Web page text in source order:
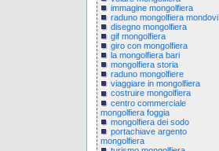
immagine mongolfiera
raduno mongolfiera mondovi
disegno mongolfiera
gif mongolfiera
giro con mongolfiera
la mongolfiera bari
mongolfiera storia
raduno mongolfiere
viaggiare in mongolfiera
costruire mongolfiera
centro commerciale
mongolfiera foggia
mongolfiera dei sodo
portachiave argento
mongolfiera